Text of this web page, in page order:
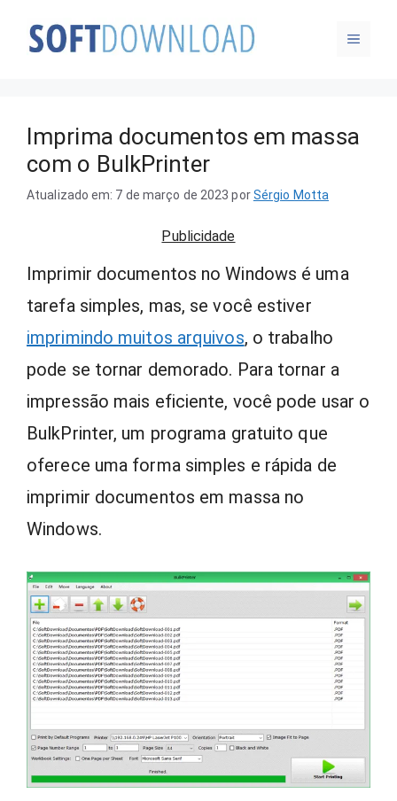
para
MENU
Imprima documentos em massa
com o BulkPrinter
Atualizado em: 7 de março de 2023 porSérgio Motta
Publicidade
Imprimir documentos no Windows é uma
tarefa simples, mas, se você estiver
imprimindo muitos arquivos, o trabalho
pode se tornar demorado. Para tornar a
impressão mais eficiente, você pode usar o
BulkPrinter, um programa gratuito que
oferece uma forma simples e rápida de
imprimir documentos em massa no
Windows.